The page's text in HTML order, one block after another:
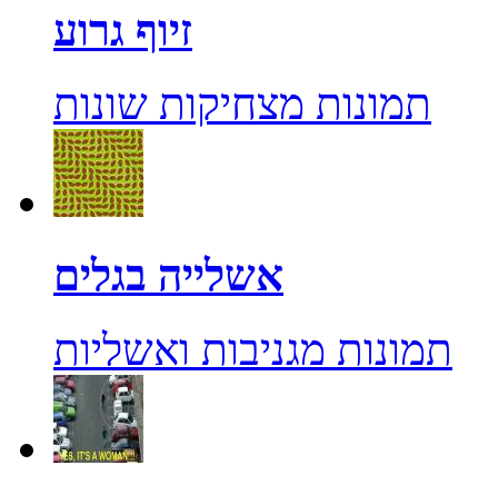
זיוף גרוע
תמונות מצחיקות שונות
אשלייה בגלים
תמונות מגניבות ואשליות